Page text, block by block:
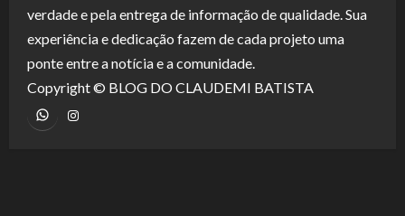
verdade e pela entrega de informação de qualidade. Sua
experiência e dedicação fazem de cada projeto uma
ponte entre a notícia e a comunidade.
Copyright © BLOG DO CLAUDEMI BATISTA
WhatsApp Instagram